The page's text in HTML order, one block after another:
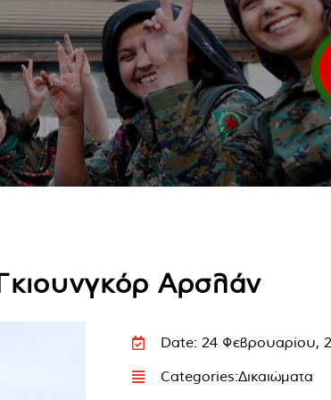
Αρσλάν
Date: 24 Φεβρουαρίου,
Categories:Δικαιώματα